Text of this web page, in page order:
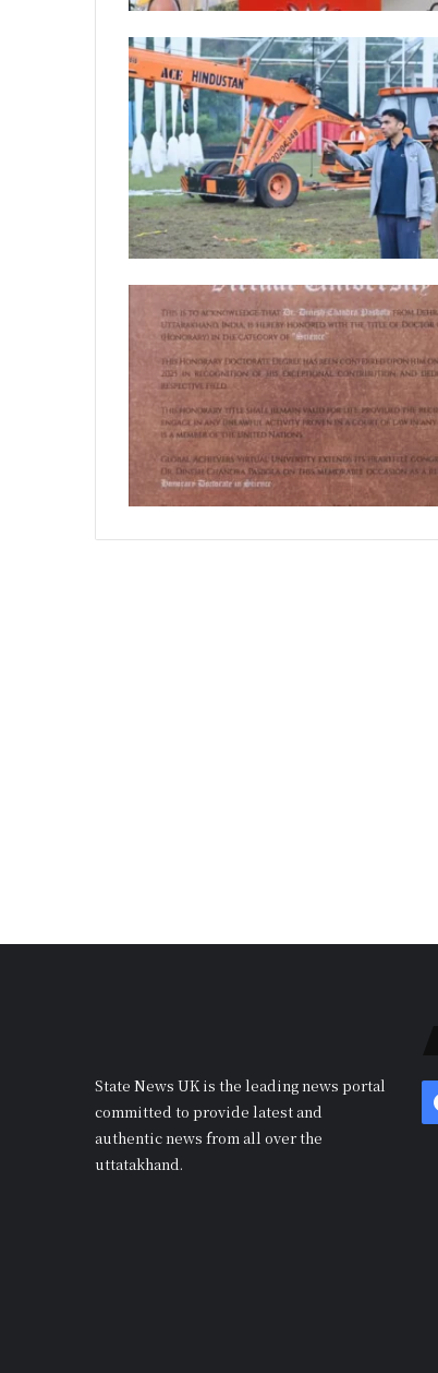
State News UK is the leading news portal
committed to provide latest and
authentic news from all over the
uttatakhand.